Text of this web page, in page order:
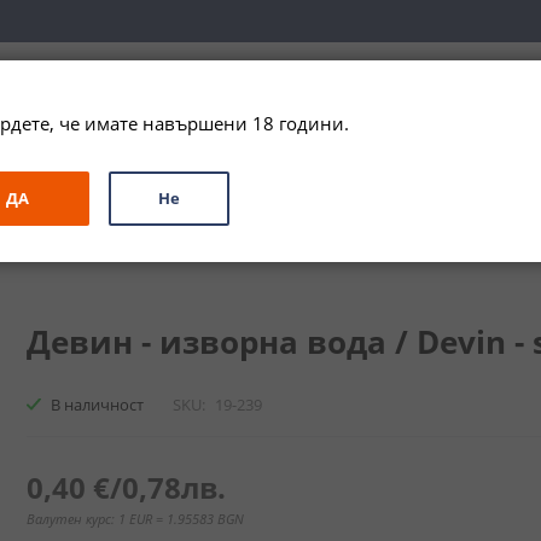
ЗА ПОДАРЪК ПРОМО СПЕЦИАЛНИ ПРЕДЛОЖЕНИЯ
/ Devin - spring water
Девин - изворна вода / Devin -
В наличност SKU 19-239
0,40 €/0,78лв.
Валутен курс: 1 EUR = 1.95583 BGN
че имате навършени 18 години.
ДА Не